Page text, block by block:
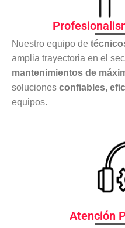
Nuestro equipo de
amplia trayectoria en el
mantenimientos de
soluciones confiables,
equipos.
Atención